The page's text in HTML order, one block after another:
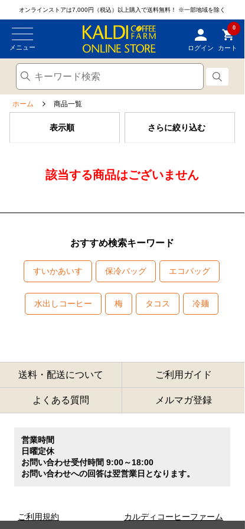
オンラインストアは7,000円（税込）以上購入で送料無料！ ※一部地域を除く
メニュー ログイン
0
カート
ホーム 商品一覧
表示順 さらに絞り込む
該当する商品はございません
おすすめ検索キーワード
すいかあいす 保冷バッグ エコバッグ
水出しコーヒー 梅 タコス 冷麺
送料・配送について ご利用ガイド
よくある質問 メルマガ登録
営業時間
日曜定休
お問い合わせ受付時間 9:00～18:00
お問い合わせへの回答は翌営業日となります。
ご利用規約 カルディコーヒーファーム